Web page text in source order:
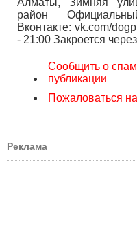
Алматы, Зимняя
район
Вконтакте: vk.com/
- 21:00 Закроется
Сообщить о
публикации
Пожаловаться
Реклама